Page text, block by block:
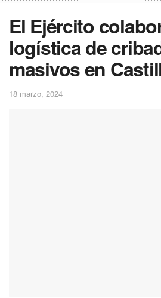
El Ejército
logística de
masivos en
18 marzo, 2024